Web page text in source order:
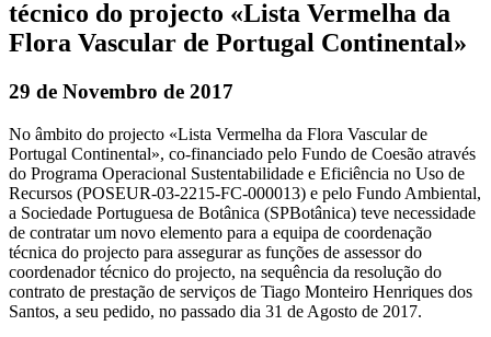
técnico do projecto «Lista Vermelha da
Flora Vascular de Portugal Continental»
29 de Novembro de 2017
No âmbito do projecto «Lista Vermelha da Flora Vascular de
Portugal Continental», co-financiado pelo Fundo de Coesão através
do Programa Operacional Sustentabilidade e Eficiência no Uso de
Recursos (POSEUR-03-2215-FC-000013) e pelo Fundo Ambiental,
a Sociedade Portuguesa de Botânica (SPBotânica) teve necessidade
de contratar um novo elemento para a equipa de coordenação
técnica do projecto para assegurar as funções de assessor do
coordenador técnico do projecto, na sequência da resolução do
contrato de prestação de serviços de Tiago Monteiro Henriques dos
Santos, a seu pedido, no passado dia 31 de Agosto de 2017.